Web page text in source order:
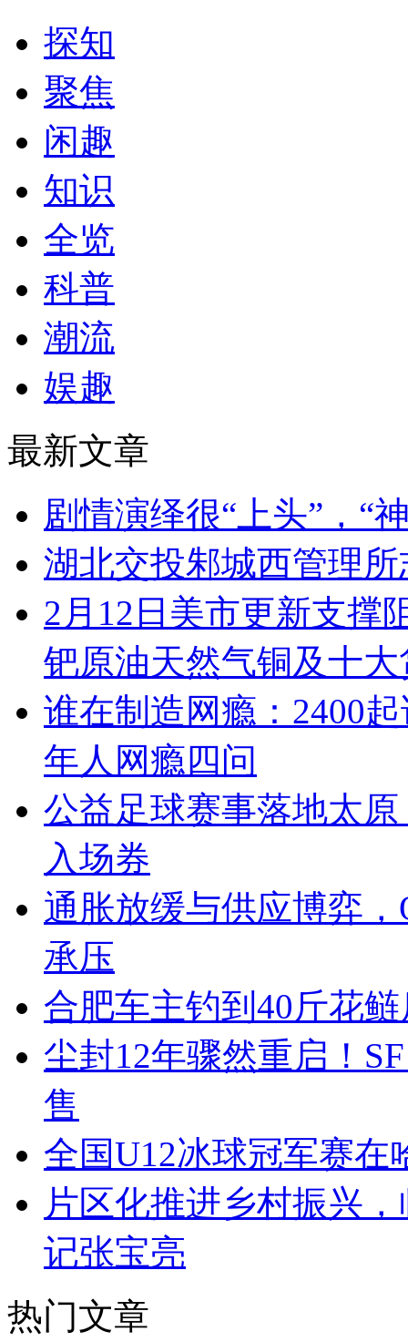
探知
聚焦
闲趣
知识
全览
科普
潮流
娱趣
最新文章
剧情演绎很“上头”，“
湖北交投邾城西管理
2月12日美市更新支撑
钯原油天然气铜及十
谁在制造网瘾：2400
年人网瘾四问
公益足球赛事落地太
入场券
通胀放缓与供应博弈
承压
合肥车主钓到40斤花
尘封12年骤然重启！
售
全国U12冰球冠军赛在
片区化推进乡村振兴
记张宝亮
热门文章